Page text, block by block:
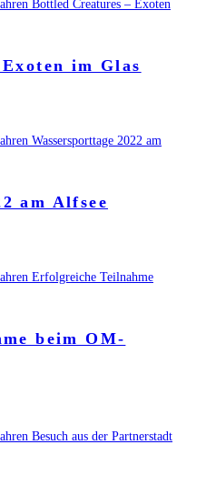
im Glas
am Alfsee
beim OM-